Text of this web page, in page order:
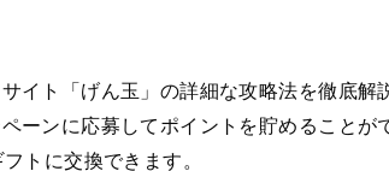
イト「げん玉」の詳細な攻略法を徹底解
ーンに応募してポイントを貯めることが
トに交換できます。